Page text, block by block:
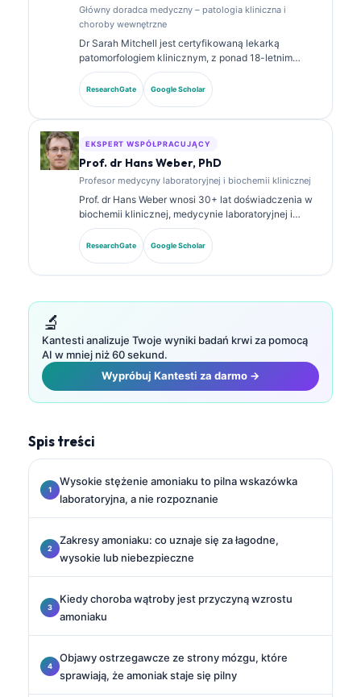
Główny doradca medyczny – patologia kliniczna i
choroby wewnętrzne
Dr Sarah Mitchell jest certyfikowaną lekarką
patomorfologiem klinicznym, z ponad 18-letnim
doświadczeniem w medycynie laboratoryjnej i
analizie diagnostycznej. Posiada specjalistyczne
certyfikaty z chemii klinicznej i opublikowała
ResearchGate Google Scholar
EKSPERT WSPÓŁPRACUJĄCY
Prof. dr Hans Weber, PhD
Profesor medycyny laboratoryjnej i biochemii klinicznej
Prof. dr Hans Weber wnosi 30+ lat doświadczenia w
biochemii klinicznej, medycynie laboratoryjnej i
badaniach nad biomarkerami. Były prezes
Niemieckiego Towarzystwa Chemii Klinicznej,
specjalizuje się w analizie paneli diagnostycznych,
ResearchGate Google Scholar
🔬
Kantesti analizuje Twoje wyniki badań krwi za pomocą
AI w mniej niż 60 sekund.
Wypróbuj Kantesti za darmo →
Spis treści
Wysokie stężenie amoniaku to pilna wskazówka
laboratoryjna, a nie rozpoznanie
Zakresy amoniaku: co uznaje się za łagodne,
wysokie lub niebezpieczne
Kiedy choroba wątroby jest przyczyną wzrostu
amoniaku
Objawy ostrzegawcze ze strony mózgu, które
sprawiają, że amoniak staje się pilny